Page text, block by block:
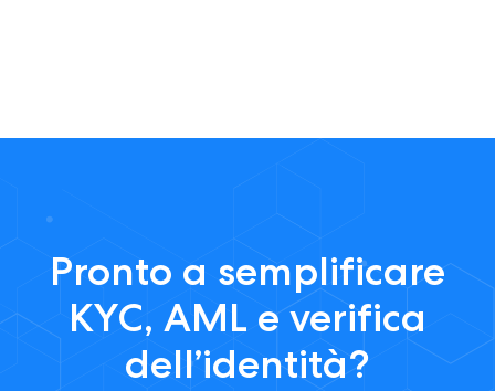
Pronto a semplificare
KYC, AML e verifica
dell’identità?